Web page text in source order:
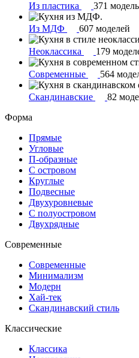
Из пластика 371 модель
Из МДФ 607 моделей
Неоклассика 179
Современные 564
Скандинавские
82
Форма
Прямые
Угловые
П-образные
С островом
Круглые
Подвесные
Двухуровневые
С полуостровом
Двухрядные
Современные
Современные
Минимализм
Модерн
Хай-тек
Скандинавский стиль
Классические
Классика